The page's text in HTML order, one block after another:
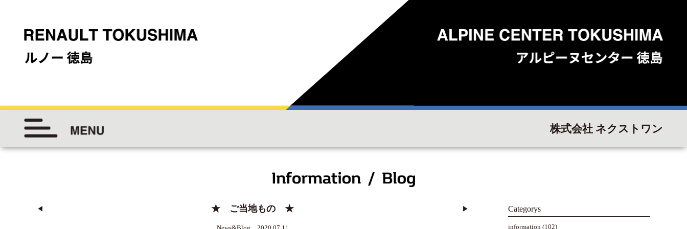
株式会社 ネクストワン
◀︎ ★ ご当地もの ★ ▶︎ Categorys
information(102)